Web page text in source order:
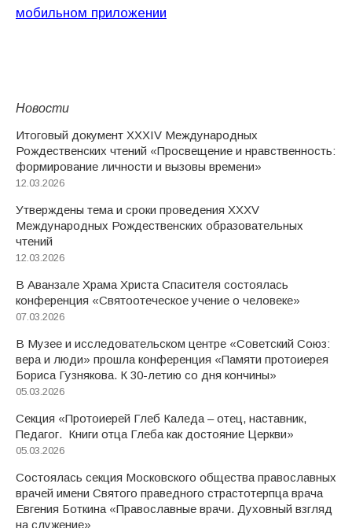
мобильном приложении
Новости
Итоговый документ XXХIV Международных
Рождественских чтений «Просвещение и нравственность:
формирование личности и вызовы времени»
12.03.2026
Утверждены тема и сроки проведения XXXV
Международных Рождественских образовательных
чтений
12.03.2026
В Аванзале Храма Христа Спасителя состоялась
конференция «Святоотеческое учение о человеке»
07.03.2026
В Музее и исследовательском центре «Советский Союз:
вера и люди» прошла конференция «Памяти протоиерея
Бориса Гузнякова. К 30-летию со дня кончины»
05.03.2026
Секция «Протоиерей Глеб Каледа – отец, наставник,
Педагог. Книги отца Глеба как достояние Церкви»
05.03.2026
Состоялась секция Московского общества православных
врачей имени Святого праведного страстотерпца врача
Евгения Боткина «Православные врачи. Духовный взгляд
на служение»